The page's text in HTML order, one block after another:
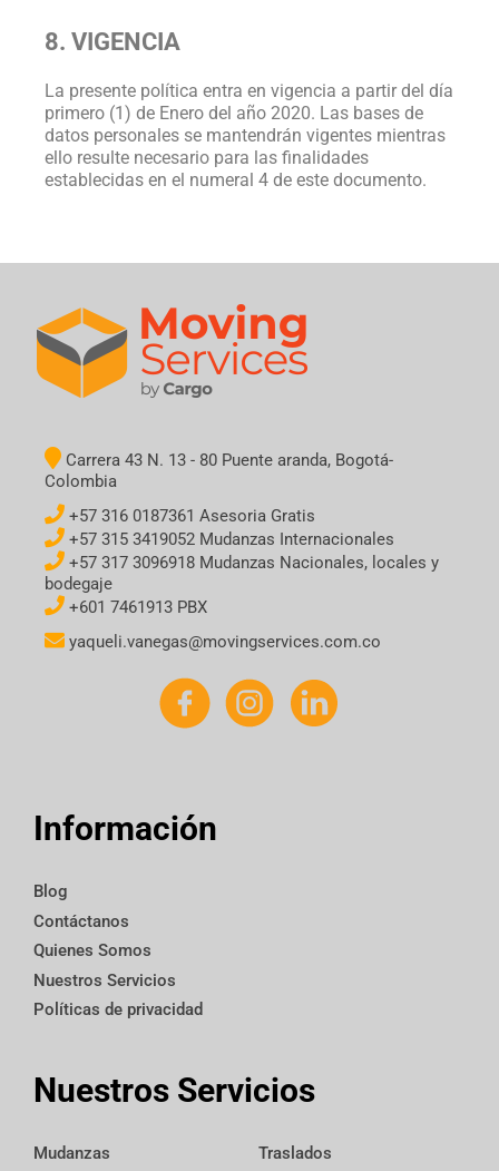
8. VIGENCIA
La presente política entra en vigencia a partir del día
primero (1) de Enero del año 2020. Las bases de
datos personales se mantendrán vigentes mientras
ello resulte necesario para las finalidades
establecidas en el numeral 4 de este documento.
Carrera 43 N. 13 - 80 Puente aranda, Bogotá-
Colombia
+57 316 0187361 Asesoria Gratis
+57 315 3419052 Mudanzas Internacionales
+57 317 3096918 Mudanzas Nacionales, locales y
bodegaje
+601 7461913 PBX
yaqueli.vanegas@movingservices.com.co
Información
Blog
Contáctanos
Quienes Somos
Nuestros Servicios
Políticas de privacidad
Nuestros Servicios
Mudanzas Traslados